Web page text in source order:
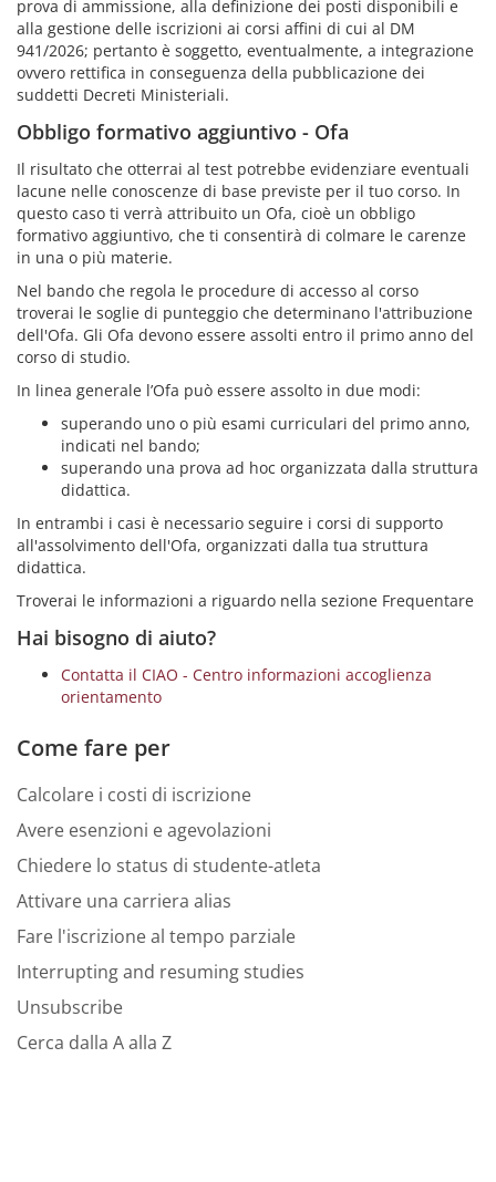
prova di ammissione, alla definizione dei posti disponibili e
alla gestione delle iscrizioni ai corsi affini di cui al DM
941/2026; pertanto è soggetto, eventualmente, a integrazione
ovvero rettifica in conseguenza della pubblicazione dei
suddetti Decreti Ministeriali.
Obbligo formativo aggiuntivo - Ofa
Il risultato che otterrai al test potrebbe evidenziare eventuali
lacune nelle conoscenze di base previste per il tuo corso. In
questo caso ti verrà attribuito un Ofa, cioè un obbligo
formativo aggiuntivo, che ti consentirà di colmare le carenze
in una o più materie.
Nel bando che regola le procedure di accesso al corso
troverai le soglie di punteggio che determinano l'attribuzione
dell'Ofa. Gli Ofa devono essere assolti entro il primo anno del
corso di studio.
In linea generale l’Ofa può essere assolto in due modi:
superando uno o più esami curriculari del primo anno,
indicati nel bando;
superando una prova ad hoc organizzata dalla struttura
didattica.
In entrambi i casi è necessario seguire i corsi di supporto
all'assolvimento dell'Ofa, organizzati dalla tua struttura
didattica.
Troverai le informazioni a riguardo nella sezione Frequentare
Hai bisogno di aiuto?
Contatta il CIAO - Centro informazioni accoglienza
orientamento
Come fare per
Calcolare i costi di iscrizione
Avere esenzioni e agevolazioni
Chiedere lo status di studente-atleta
Attivare una carriera alias
Fare l'iscrizione al tempo parziale
Interrupting and resuming studies
Unsubscribe
Cerca dalla A alla Z